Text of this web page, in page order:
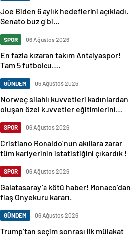
Joe Biden 6 aylık hedeflerini açıkladı.
Senato buz gibi…
SPOR 06 Ağustos 2026
En fazla kızaran takım Antalyaspor!
Tam 5 futbolcu….
GÜNDEM 06 Ağustos 2026
Norweç silahlı kuvvetleri kadınlardan
oluşan özel kuvvetler eğitimlerini
SPOR 06 Ağustos 2026
Cristiano Ronaldo’nun akıllara zarar
tüm kariyerinin istatistiğini çıkardık !
SPOR 06 Ağustos 2026
Galatasaray’a kötü haber! Monaco’dan
flaş Onyekuru kararı.
GÜNDEM 06 Ağustos 2026
Trump’tan seçim sonrası ilk mülakat